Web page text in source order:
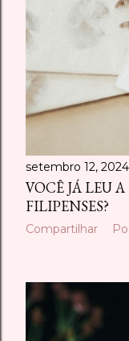
setembro 12, 2024
VOCÊ JÁ LEU
FILIPENSES?
Compartilhar